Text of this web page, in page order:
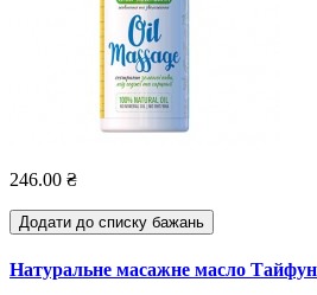
246.00 ₴
Додати до списку бажань
Натуральне масажне масло